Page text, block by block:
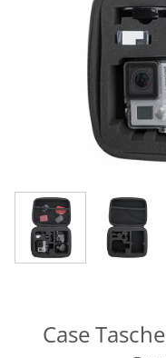
Case